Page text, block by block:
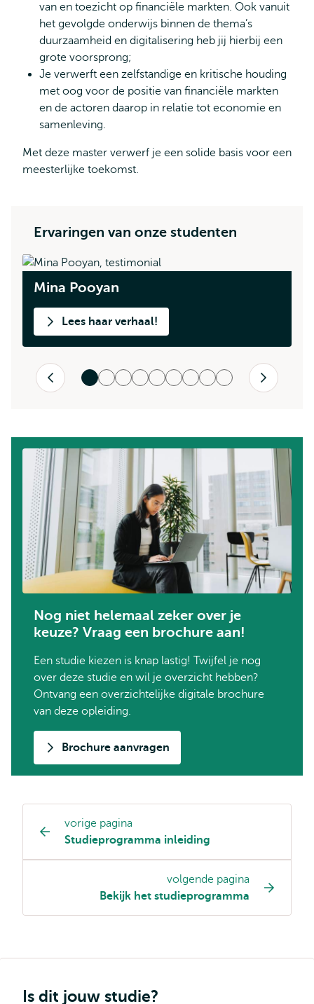
van en toezicht op financiële markten. Ook vanuit
het gevolgde onderwijs binnen de thema’s
duurzaamheid en digitalisering heb jij hierbij een
grote voorsprong;
Je verwerft een zelfstandige en kritische houding
met oog voor de positie van financiële markten
en de actoren daarop in relatie tot economie en
samenleving.
Met deze master verwerf je een solide basis voor een
meesterlijke toekomst.
Ervaringen van onze studenten
Mina Pooyan
Lees haar verhaal!
Vorige
Volgende
Nog niet helemaal zeker over je
keuze? Vraag een brochure aan!
Een studie kiezen is knap lastig! Twijfel je nog
over deze studie en wil je overzicht hebben?
Ontvang een overzichtelijke digitale brochure
van deze opleiding.
Brochure aanvragen
Opleiding
pagina
navigatie
vorige pagina
Studieprogramma inleiding
volgende pagina
Bekijk het studieprogramma
Is dit jouw studie?